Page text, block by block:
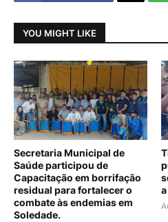
YOU MIGHT LIKE
Secretaria Municipal de
Saúde participou de
Capacitação em borrifação
residual para fortalecer o
combate às endemias em
Soledade.